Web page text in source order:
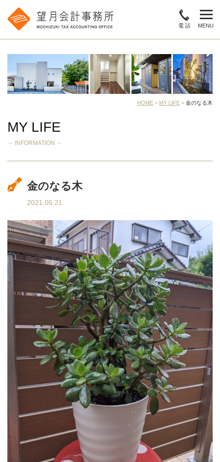
MENU
電 話
HOME > MY LIFE > 金のなる木
MY LIFE
－ INFORMATION －
金のなる木
2021.05.21